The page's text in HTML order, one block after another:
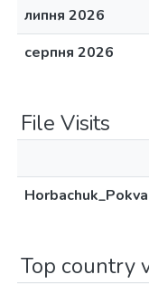
липня 2026
серпня 2026
File Visits
Top country